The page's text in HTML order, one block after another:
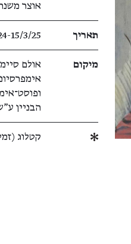
אוצר
תאריך ​15/3/25
מיקום
אולם
הבניין
קטלוג